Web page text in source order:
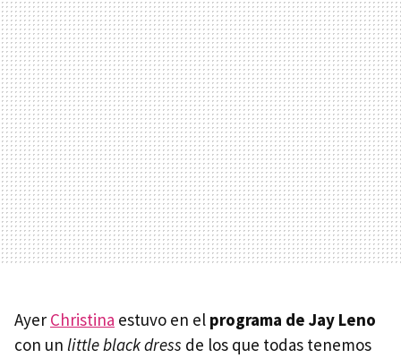
Ayer Christina estuvo en el programa de Jay Leno
con un little black dress de los que todas tenemos